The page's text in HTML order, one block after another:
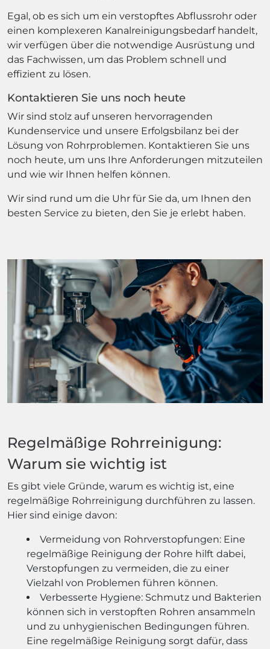
Egal, ob es sich um ein verstopftes Abflussrohr oder
einen komplexeren Kanalreinigungsbedarf handelt,
wir verfügen über die notwendige Ausrüstung und
das Fachwissen, um das Problem schnell und
effizient zu lösen.
Kontaktieren Sie uns noch heute
Wir sind stolz auf unseren hervorragenden
Kundenservice und unsere Erfolgsbilanz bei der
Lösung von Rohrproblemen. Kontaktieren Sie uns
noch heute, um uns Ihre Anforderungen mitzuteilen
und wie wir Ihnen helfen können.
Wir sind rund um die Uhr für Sie da, um Ihnen den
besten Service zu bieten, den Sie je erlebt haben.
Regelmäßige Rohrreinigung:
Warum sie wichtig ist
Es gibt viele Gründe, warum es wichtig ist, eine
regelmäßige Rohrreinigung durchführen zu lassen.
Hier sind einige davon:
Vermeidung von Rohrverstopfungen: Eine
regelmäßige Reinigung der Rohre hilft dabei,
Verstopfungen zu vermeiden, die zu einer
Vielzahl von Problemen führen können.
Verbesserte Hygiene: Schmutz und Bakterien
können sich in verstopften Rohren ansammeln
und zu unhygienischen Bedingungen führen.
Eine regelmäßige Reinigung sorgt dafür, dass